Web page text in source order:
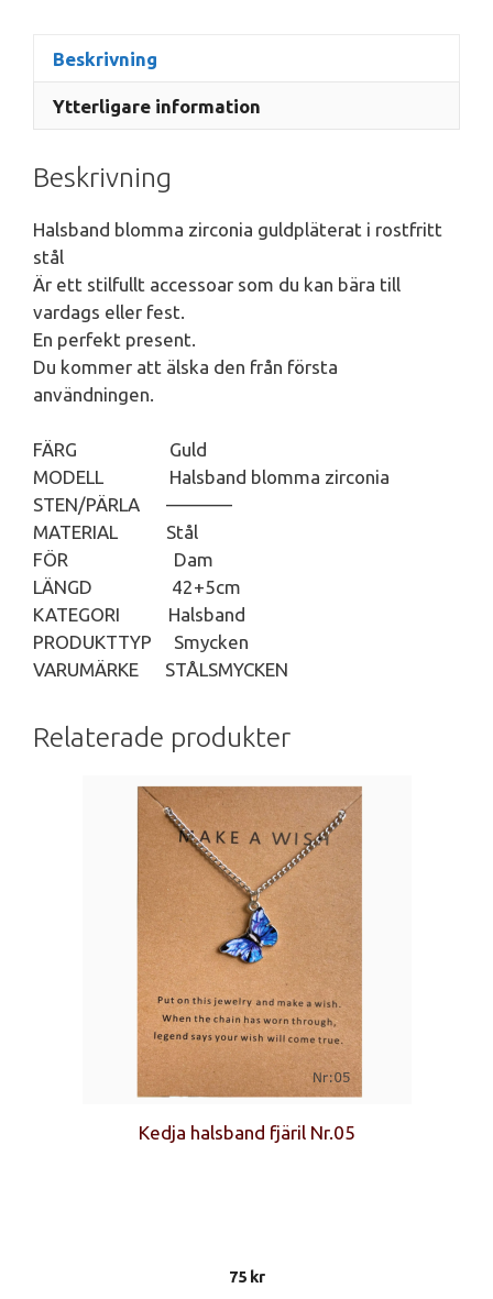
Beskrivning
Ytterligare information
Beskrivning
Halsband blomma zirconia guldpläterat i rostfritt
stål
Är ett stilfullt accessoar som du kan bära till
vardags eller fest.
En perfekt present.
Du kommer att älska den från första
användningen.
FÄRG Guld
MODELL Halsband blomma zirconia
STEN/PÄRLA ———–
MATERIAL Stål
FÖR Dam
LÄNGD 42+5cm
KATEGORI Halsband
PRODUKTTYP Smycken
VARUMÄRKE STÅLSMYCKEN
Relaterade produkter
Kedja halsband fjäril Nr.05
75 kr